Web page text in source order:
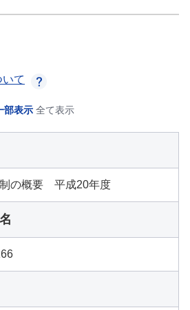
て
部表示 全て表示
の概要 平成20年度